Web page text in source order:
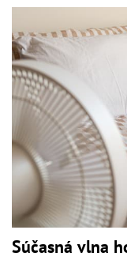
Súčasná vlna